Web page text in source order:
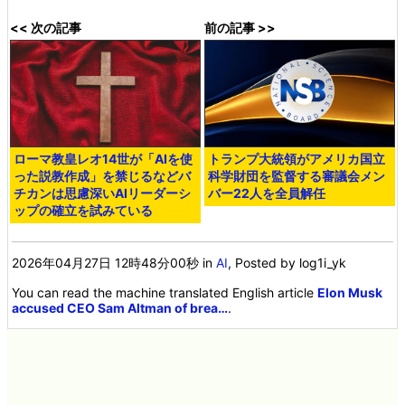
<< 次の記事
ローマ教皇レオ14世が「AIを使
った説教作成」を禁じるなどバ
チカンは思慮深いAIリーダーシ
ップの確立を試みている
前の記事 >>
トランプ大統領がアメリカ国立
科学財団を監督する審議会メン
バー22人を全員解任
2026年04月27日 12時48分00秒 inAI, Posted by log1i_yk
You can read the machine translated English articleElon Musk
accused CEO Sam Altman of brea….